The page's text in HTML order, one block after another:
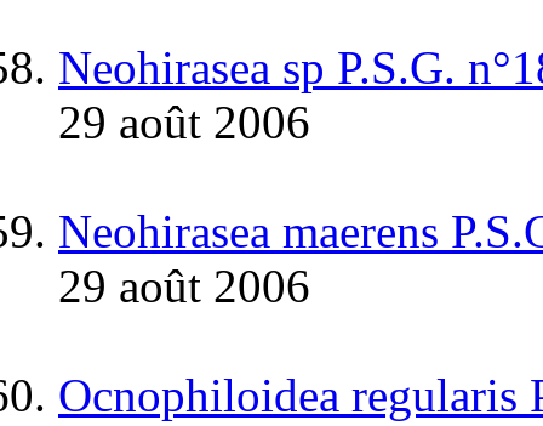
Neohirasea sp P.S.G.
29 août 2006
Neohirasea maerens
29 août 2006
Ocnophiloidea regularis